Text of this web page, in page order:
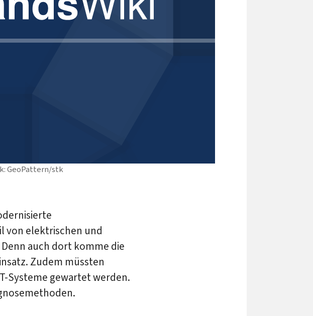
GeoPattern/stk
von elektrischen und
auch dort komme die
Zudem müssten
Systeme gewartet werden.